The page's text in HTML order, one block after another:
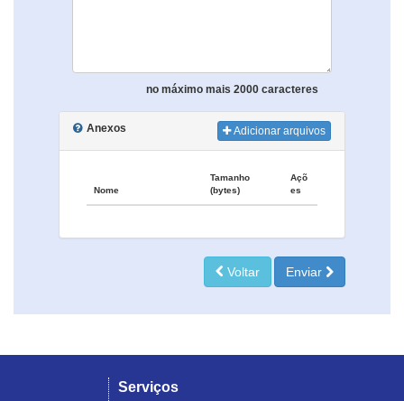
no máximo mais 2000 caracteres
Anexos Adicionar arquivos
Nome
Tamanho
(bytes)
Açõ
es
Voltar Enviar
Serviços